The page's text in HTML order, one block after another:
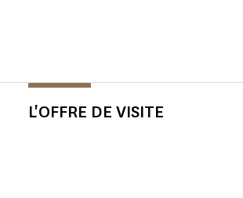
L'OFFRE DE VISITE